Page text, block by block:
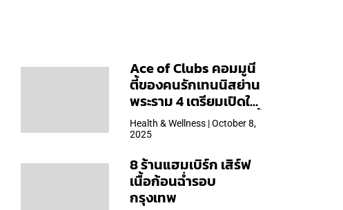
Ace of Clubs คอมมูนี
ตี้ของคนรักเทนนิสย่าน
พระราม 4 เตรียมเปิดให้
บริการวันแรก 19 ต.ค. นี้
Health & Wellness | October 8,
2025
8 ร้านแฮมเบิร์ก เสิร์ฟ
เนื้อก้อนฉ่ำรอบ
กรุงเทพ